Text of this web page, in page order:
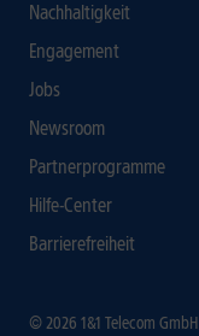
Nachhaltigkeit
Engagement
Jobs
Newsroom
Partnerprogramme
Hilfe-Center
Barrierefreiheit
© 2026 1&1 Telecom GmbH